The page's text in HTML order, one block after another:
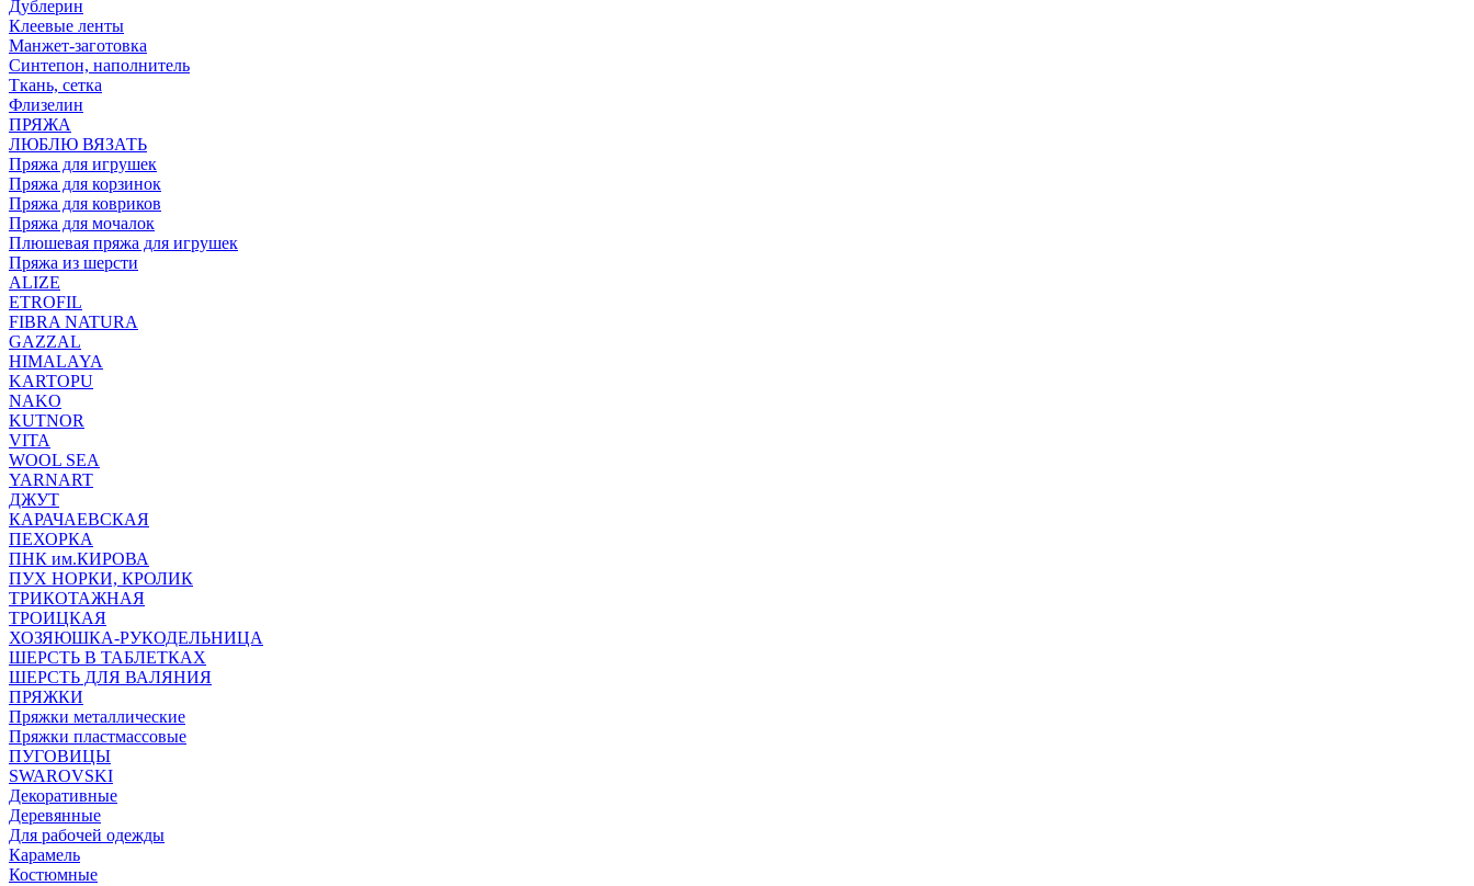
Дублерин
Клеевые ленты
Манжет-заготовка
Синтепон, наполнитель
Ткань, сетка
Флизелин
ПРЯЖА
ЛЮБЛЮ ВЯЗАТЬ
Пряжа для игрушек
Пряжа для корзинок
Пряжа для ковриков
Пряжа для мочалок
Плюшевая пряжа для игрушек
Пряжа из шерсти
ALIZE
ETROFIL
FIBRA NATURA
GAZZAL
HIMALAYA
KARTOPU
NAKO
KUTNOR
VITA
WOOL SEA
YARNART
ДЖУТ
КАРАЧАЕВСКАЯ
ПЕХОРКА
ПНК им.КИРОВА
ПУХ НОРКИ, КРОЛИК
ТРИКОТАЖНАЯ
ТРОИЦКАЯ
ХОЗЯЮШКА-РУКОДЕЛЬНИЦА
ШЕРСТЬ В ТАБЛЕТКАХ
ШЕРСТЬ ДЛЯ ВАЛЯНИЯ
ПРЯЖКИ
Пряжки металлические
Пряжки пластмассовые
ПУГОВИЦЫ
SWAROVSKI
Декоративные
Деревянные
Для рабочей одежды
Карамель
Костюмные